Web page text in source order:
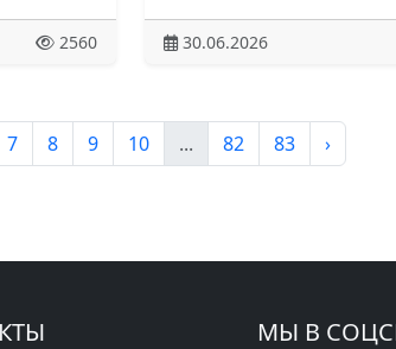
2560 30.06.2026
7 8 9 10 ... 82 83 ›
МЫ В